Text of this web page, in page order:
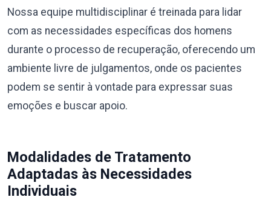
Nossa equipe multidisciplinar é treinada para lidar
com as necessidades específicas dos homens
durante o processo de recuperação, oferecendo um
ambiente livre de julgamentos, onde os pacientes
podem se sentir à vontade para expressar suas
emoções e buscar apoio.
Modalidades de Tratamento
Adaptadas às Necessidades
Individuais